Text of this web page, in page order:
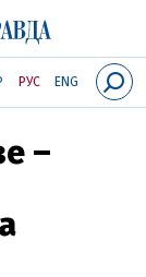
РУС ENG
–